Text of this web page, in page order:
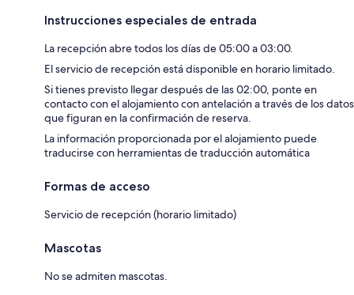
Instrucciones especiales de entrada
La recepción abre todos los días de 05:00 a 03:00.
El servicio de recepción está disponible en horario limitado.
Si tienes previsto llegar después de las 02:00, ponte en
contacto con el alojamiento con antelación a través de los datos
que figuran en la confirmación de reserva.
La información proporcionada por el alojamiento puede
traducirse con herramientas de traducción automática
Formas de acceso
Servicio de recepción (horario limitado)
Mascotas
No se admiten mascotas.